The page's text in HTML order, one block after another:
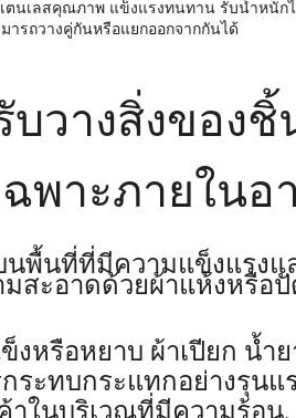
เตนเลสคุณภาพ แข็งแรงทนทาน รับน้ำหนัก
ารถวางคู่กันหรือแยกออกจากกันได้
บวางสิ่งของ
ฉพาะภายในอ
นพื้นที่ที่มีความแข็งแรงแ
มสะอาดด้วยผ้าแห้งหรือ
งหรือหยาบ ผ้าเปียก น้ำ
ระทบกระแทกอย่างรุนแ